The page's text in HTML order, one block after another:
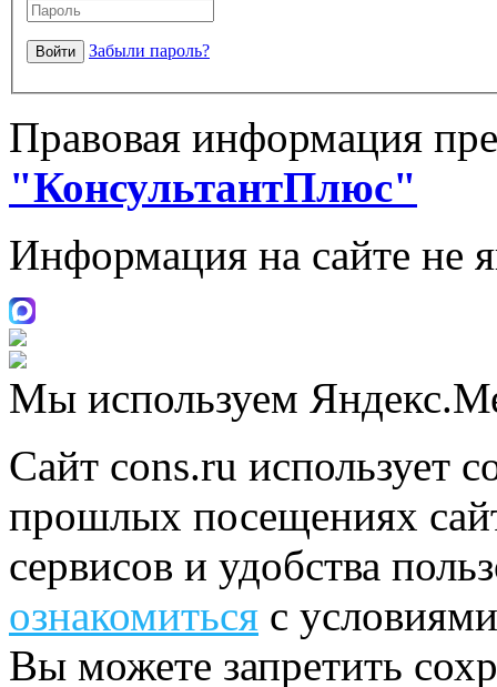
Забыли пароль?
Правовая информация
"КонсультантПлюс"
Информация на сайте не
Мы используем
Сайт cons.ru использует
прошлых посещениях
сервисов и удобства
ознакомиться с
Вы можете запретить